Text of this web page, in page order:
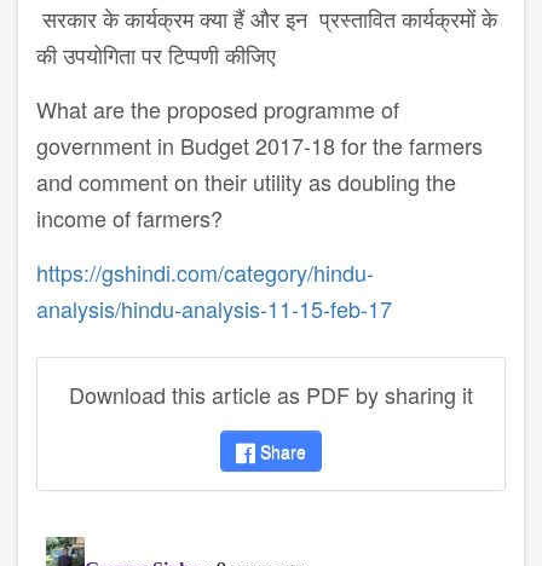
सरकार के कार्यक्रम क्या हैं और इन प्रस्तावित कार्यक्रमों के
की उपयोगिता पर टिप्पणी कीजिए
What are the proposed programme of
government in Budget 2017-18 for the farmers
and comment on their utility as doubling the
income of farmers?
https://gshindi.com/category/hindu-
analysis/hindu-analysis-11-15-feb-17
Download this article as PDF by sharing it
Share